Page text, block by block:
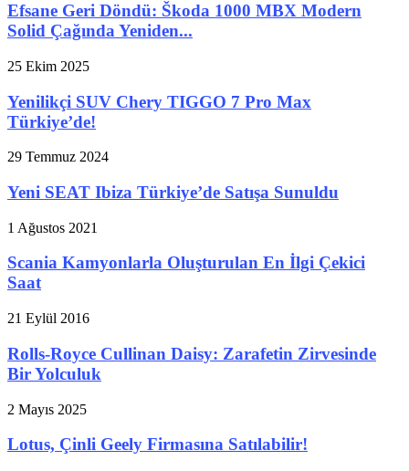
Efsane Geri Döndü: Škoda 1000 MBX Modern
Solid Çağında Yeniden...
25 Ekim 2025
Yenilikçi SUV Chery TIGGO 7 Pro Max
Türkiye’de!
29 Temmuz 2024
Yeni SEAT Ibiza Türkiye’de Satışa Sunuldu
1 Ağustos 2021
Scania Kamyonlarla Oluşturulan En İlgi Çekici
Saat
21 Eylül 2016
Rolls-Royce Cullinan Daisy: Zarafetin Zirvesinde
Bir Yolculuk
2 Mayıs 2025
Lotus, Çinli Geely Firmasına Satılabilir!